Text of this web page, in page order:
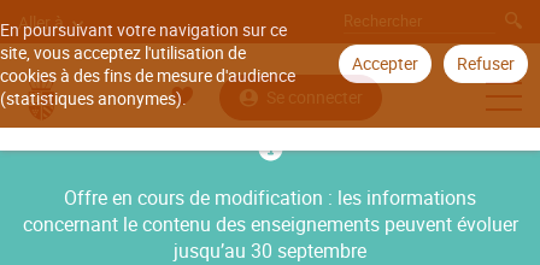
En poursuivant votre navigation sur ce
site, vous acceptez l'utilisation de
cookies à des fins de mesure d'audience
(statistiques anonymes).
Accepter Refuser
Aller à
Se connecter
Offre en cours de modification : les informations
concernant le contenu des enseignements peuvent évoluer
jusqu’au 30 septembre